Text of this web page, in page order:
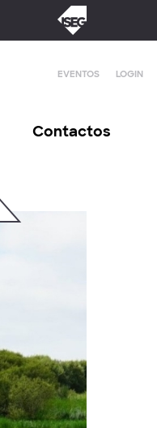
EVENTOS LOGIN
Contactos